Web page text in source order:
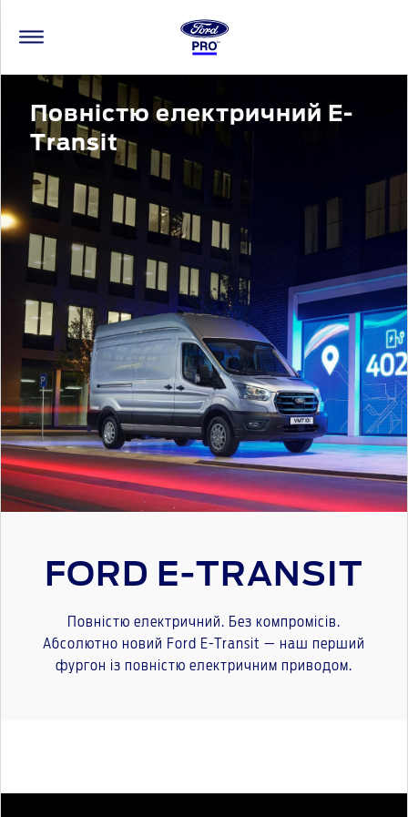
Повністю електричний E-
Transit
FORD E-TRANSIT
Повністю електричний. Без компромісів.
Абсолютно новий Ford E-Transit — наш перший
фургон із повністю електричним приводом.